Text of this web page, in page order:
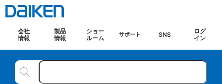
会社
情報
製品
情報
ショー
ルーム
サポート SNS
ログ
イン